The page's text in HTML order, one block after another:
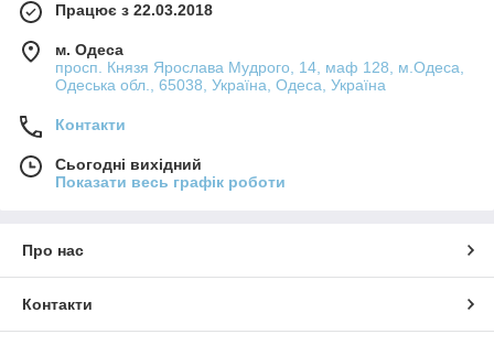
Працює з 22.03.2018
м. Одеса
просп. Князя Ярослава Мудрого, 14, маф 128, м.Одеса,
Одеська обл., 65038, Україна, Одеса, Україна
Контакти
Сьогодні вихідний
Показати весь графік роботи
Про нас
Контакти